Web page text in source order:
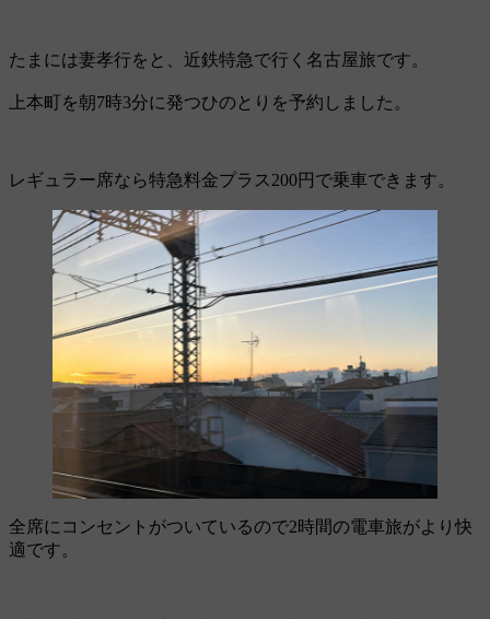
たまには妻孝行をと、近鉄特急で行く名古屋旅です。
上本町を朝7時3分に発つひのとりを予約しました。
レギュラー席なら特急料金プラス200円で乗車できます。
全席にコンセントがついているので2時間の電車旅がより快
適です。